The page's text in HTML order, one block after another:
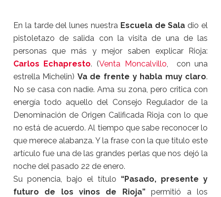
En la tarde del lunes nuestra Escuela de Sala dio el
pistoletazo de salida con la visita de una de las
personas que más y mejor saben explicar Rioja:
Carlos Echapresto. (Venta Moncalvillo , con una
estrella Michelin) Va de frente y habla muy claro.
No se casa con nadie. Ama su zona, pero critica con
energía todo aquello del Consejo Regulador de la
Denominación de Origen Calificada Rioja con lo que
no está de acuerdo. Al tiempo que sabe reconocer lo
que merece alabanza. Y la frase con la que titulo este
artículo fue una de las grandes perlas que nos dejó la
noche del pasado 22 de enero.
Su ponencia, bajo el título “Pasado, presente y
futuro de los vinos de Rioja”permitió a los